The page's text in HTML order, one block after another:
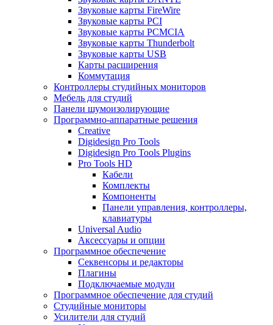
Звуковые карты FireWire
Звуковые карты PCI
Звуковые карты PCMCIA
Звуковые карты Thunderbolt
Звуковые карты USB
Карты расширения
Коммутация
Контроллеры студийных мониторов
Мебель для студий
Панели шумоизолирующие
Программно-аппаратные решения
Creative
Digidesign Pro Tools
Digidesign Pro Tools Plugins
Pro Tools HD
Кабели
Комплекты
Компоненты
Панели управления, контроллеры,
клавиатуры
Universal Audio
Аксессуары и опции
Программное обеспечение
Cеквенсоры и редакторы
Плагины
Подключаемые модули
Программное обеспечение для студий
Студийные мониторы
Усилители для студий